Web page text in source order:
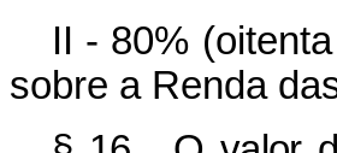
II - 80%
sobre a Renda